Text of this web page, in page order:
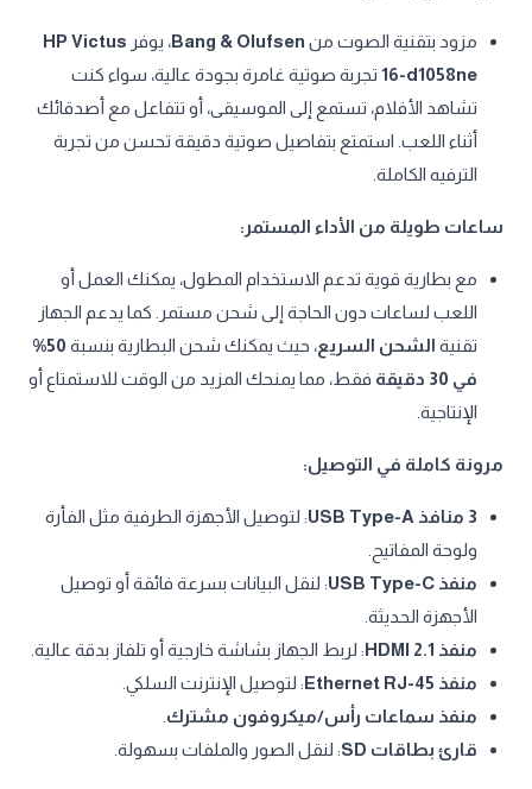
مزود بتقنية الصوت من Bang & Olufsen، يوفر HP Victus
16-d1058ne تجربة صوتية غامرة بجودة عالية، سواء كنت
تشاهد الأفلام، تستمع إلى الموسيقى، أو تتفاعل مع أصدقائك
أثناء اللعب. استمتع بتفاصيل صوتية دقيقة تحسن من تجربة
الترفيه الكاملة.
ساعات طويلة من الأداء المستمر:
مع بطارية قوية تدعم الاستخدام المطول، يمكنك العمل أو
اللعب لساعات دون الحاجة إلى شحن مستمر. كما يدعم الجهاز
تقنية الشحن السريع، حيث يمكنك شحن البطارية بنسبة
50%
في 30 دقيقة
فقط، مما يمنحك المزيد من الوقت للاستمتاع أو
الإنتاجية.
مرونة كاملة في التوصيل:
3 منافذ USB Type-A
: لتوصيل الأجهزة الطرفية مثل الفأرة
ولوحة المفاتيح.
منفذ USB Type-C
: لنقل البيانات بسرعة فائقة أو توصيل
الأجهزة الحديثة.
منفذ HDMI 2.1
: لربط الجهاز بشاشة خارجية أو تلفاز بدقة عالية.
منفذ Ethernet RJ-45
: لتوصيل الإنترنت السلكي.
منفذ سماعات رأس/ميكروفون مشترك
قارئ بطاقات SD
: لنقل الصور والملفات بسهولة.